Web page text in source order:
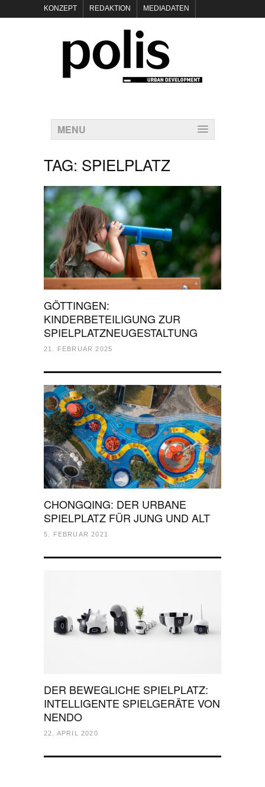
KONZEPT REDAKTION MEDIADATEN
POLIS KEYNOTES
KONTAKT DATENSCHUTZ IMPRESSUM
MENU
TAG: SPIELPLATZ
GÖTTINGEN:
KINDERBETEILIGUNG ZUR
SPIELPLATZNEUGESTALTUNG
21. FEBRUAR 2025
CHONGQING: DER URBANE
SPIELPLATZ FÜR JUNG UND ALT
5. FEBRUAR 2021
DER BEWEGLICHE SPIELPLATZ:
INTELLIGENTE SPIELGERÄTE VON
NENDO
22. APRIL 2020